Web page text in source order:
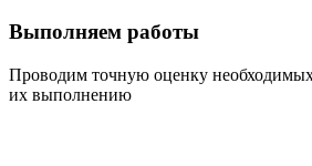
Выполняем работы
Проводим точную оценку
их выполнению